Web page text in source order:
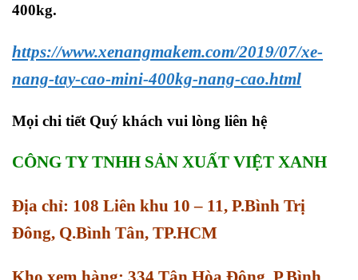
400kg.
https://www.xenangmakem.com/2019/07/xe-
nang-tay-cao-mini-400kg-nang-cao.html
Mọi chi tiết Quý khách vui lòng liên hệ
CÔNG TY TNHH SẢN XUẤT VIỆT XANH
Địa chỉ: 108 Liên khu 10 – 11, P.Bình Trị
Đông, Q.Bình Tân, TP.HCM